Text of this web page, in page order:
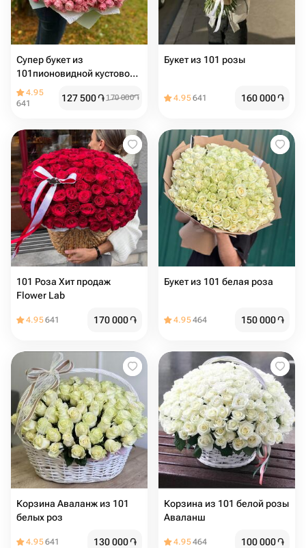
Супер букет из
101пионовидной кустовой
розы
4.95
641
127 500֏ 170 000֏
Букет из 101 розы
4.95641 160 000֏
101 Роза Хит продаж
Flower Lab
4.95641 170 000֏
Букет из 101 белая роза
4.95464 150 000֏
Корзина Аваланж из 101
белых роз
4.95641 130 000֏
Корзина из 101 белой розы
Аваланш
4.95464 100 000֏